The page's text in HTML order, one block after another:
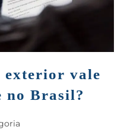
vale
no Brasil?